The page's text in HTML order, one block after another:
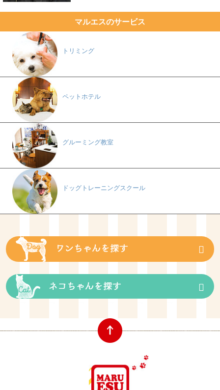
マルエスのサービス
トリミング
ペットホテル
グルーミング教室
ドッグトレーニングスクール